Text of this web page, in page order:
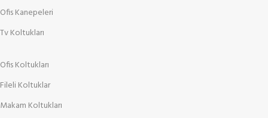
Ofis Kanepeleri
Tv Koltukları
Ofis Koltukları
Fileli Koltuklar
Makam Koltukları